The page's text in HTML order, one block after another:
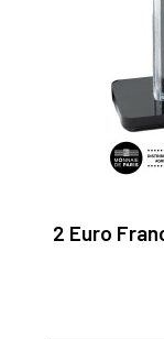
2 Euro